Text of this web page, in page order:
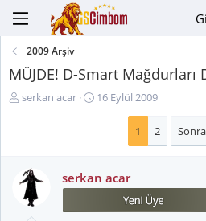
2009 Arşiv
MÜJDE! D-Smart Mağdurları
K
u
B
serkan acar
B
n
g
ı
16 Eylül 2009
1 2
serkan acar